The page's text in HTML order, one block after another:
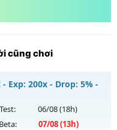
cũng chơi
Exp: 200x - Drop: 5% -
06/08(18h)
07/08(13h)